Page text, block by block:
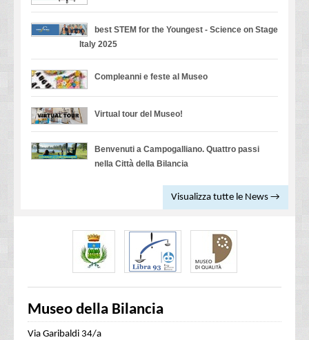
best STEM for the Youngest - Science on Stage
Italy 2025
Compleanni e feste al Museo
Virtual tour del Museo!
Benvenuti a Campogalliano. Quattro passi
nella Città della Bilancia
Visualizza tutte le News →
Museo della Bilancia
Via Garibaldi 34/a